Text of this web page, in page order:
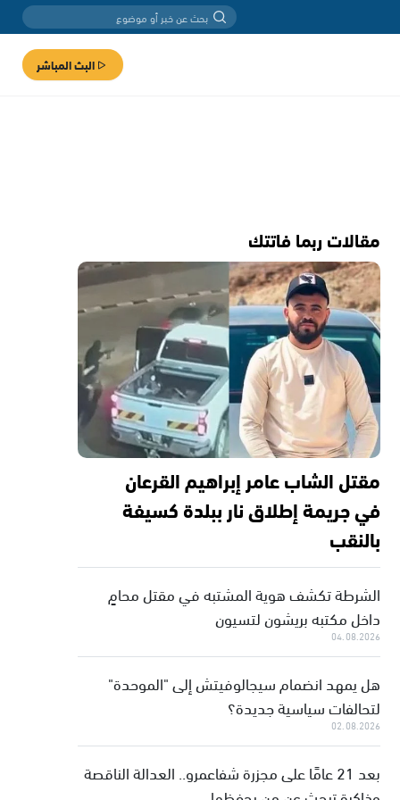
البث المباشر
مقالات ربما فاتتك
مقتل الشاب عامر إبراهيم القرعان
في جريمة إطلاق نار ببلدة كسيفة
بالنقب
الشرطة تكشف هوية المشتبه في مقتل محامٍ
داخل مكتبه بريشون لتسيون
04.08.2026
هل يمهد انضمام سيجالوفيتش إلى "الموحدة"
لتحالفات سياسية جديدة؟
02.08.2026
بعد 21 عامًا على مجزرة شفاعمرو.. العدالة الناقصة